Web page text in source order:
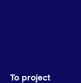
Το project